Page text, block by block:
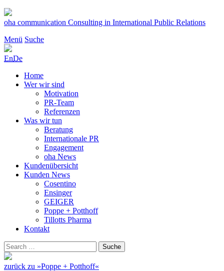
Zum
Inhalt
oha communication Consulting in International Public Relations
Menü Suche
EnDe
Home
Wer wir sind
Motivation
PR-Team
Referenzen
Was wir tun
Beratung
Internationale PR
Engagement
oha News
Kundenübersicht
Kunden News
Cosentino
Ensinger
GEIGER
Poppe + Potthoff
Tillotts Pharma
Kontakt
Suchen
nach:
Suche
zurück zu »Poppe + Potthoff«